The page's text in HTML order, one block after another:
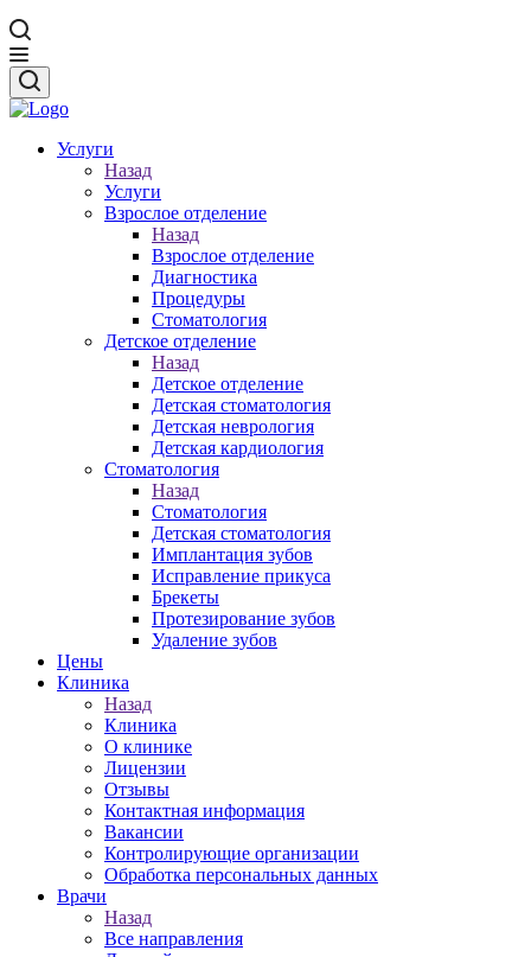
Услуги
Назад
Услуги
Взрослое отделение
Назад
Взрослое отделение
Диагностика
Процедуры
Стоматология
Детское отделение
Назад
Детское отделение
Детская стоматология
Детская неврология
Детская кардиология
Стоматология
Назад
Стоматология
Детская стоматология
Имплантация зубов
Исправление прикуса
Брекеты
Протезирование зубов
Удаление зубов
Цены
Клиника
Назад
Клиника
О клинике
Лицензии
Отзывы
Контактная информация
Вакансии
Контролирующие организации
Обработка персональных данных
Врачи
Назад
Все направления